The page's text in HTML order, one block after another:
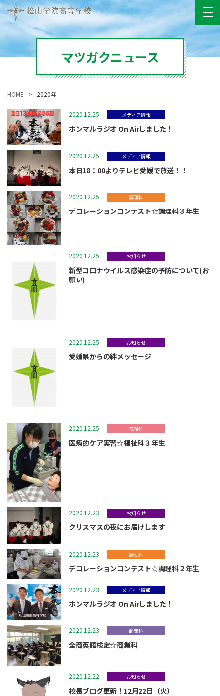
マツガクニュース
HOME 2020年
2020.12.25 メディア情報
ホンマルラジオ On Airしました！
2020.12.25 メディア情報
本日18：00よりテレビ愛媛で放送！！
2020.12.25 調理科
デコレーションコンテスト☆調理科３年生
2020.12.25 お知らせ
新型コロナウイルス感染症の予防について(お
願い)
2020.12.25 お知らせ
愛媛県からの絆メッセージ
2020.12.25 福祉科
医療的ケア実習☆福祉科３年生
2020.12.23 お知らせ
クリスマスの夜にお届けします
2020.12.23 調理科
デコレーションコンテスト☆調理科２年生
2020.12.23 メディア情報
ホンマルラジオ On Airしました！
2020.12.23 商業科
全商英語検定☆商業科
2020.12.22 お知らせ
校長ブログ更新！12月22日（火）